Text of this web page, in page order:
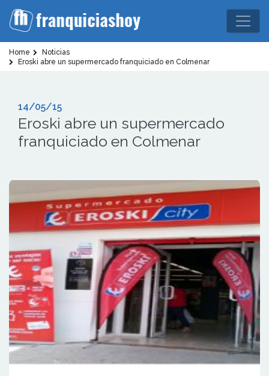
Home
Noticias
Eroski abre un supermercado franquiciado en Colmenar
14/05/15
Eroski abre un supermercado
franquiciado en Colmenar